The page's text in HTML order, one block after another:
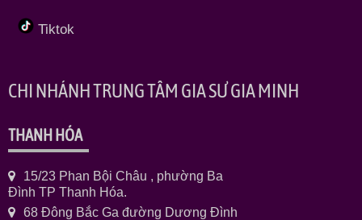
Tiktok
CHI NHÁNH TRUNG TÂM GIA SƯ GIA MINH
THANH HÓA
15/23 Phan Bội Châu , phường Ba
Đình TP Thanh Hóa.
68 Đông Bắc Ga đường Dương Đình